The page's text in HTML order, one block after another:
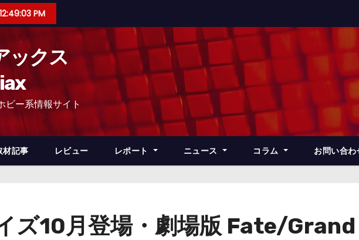
12:49:04 PM
ックス
ビー系情報サイト
材記事 レビュー レポート ニュース コラム お問い合わ
ズ10月登場・劇場版 Fate/